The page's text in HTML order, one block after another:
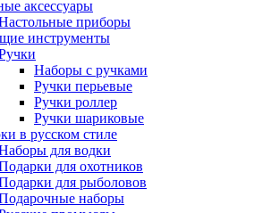
аксессуары
приборы
инструменты
Наборы с ручками
Ручки перьевые
Ручки роллер
Ручки шариковые
в русском стиле
для водки
для охотников
для рыболовов
наборы